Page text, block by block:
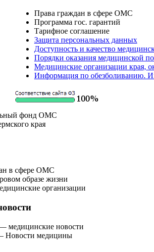
Права граждан в сфере ОМС
Программа гос. гарантий
Тарифное соглашение
Защита персональных данных
Доступность и качество
Порядки оказания медицинской
Медицинские организации края,
Информация по обезболиванию.
фонд ОМС
края
в сфере ОМС
образе жизни
организации
медицинские новости
Новости медицины